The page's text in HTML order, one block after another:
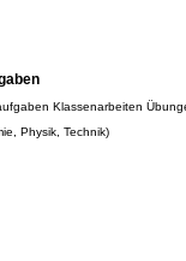
Klassenarbeiten
Physik, Technik)